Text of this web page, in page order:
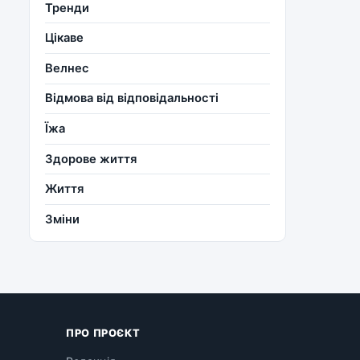
Тренди
Цікаве
Велнес
Відмова від відповідальності
Їжа
Здорове життя
Життя
Зміни
ПРО ПРОЄКТ